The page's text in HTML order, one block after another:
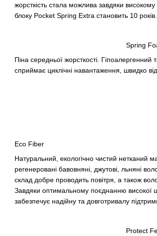
жорсткість стала можлива завдяки
блоку Pocket Spring Extra становить 10 років.
Spring
Піна середньої жорсткості.
сприймає циклічні навантаження, швидко
Eco Fiber
Натуральний, екологічно чистий нетканий
регенеровані бавовняні, джутові, льняні
склад добре проводить повітря, а також
Завдяки оптимальному поєднанню високої
забезпечує надійну та довготривалу
Protect